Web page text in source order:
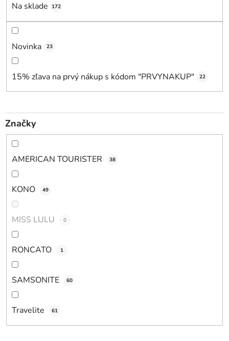
k
Na sklade 172
Novinka 23
15% zľava na prvý nákup s kódom "PRVYNAKUP" 22
Značky
AMERICAN TOURISTER 38
KONO 49
MISS LULU 0
RONCATO 1
SAMSONITE 60
Travelite 61